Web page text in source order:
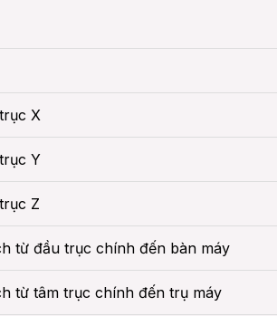
X
Y
Z
từ đầu trục chính đến bàn máy
từ tâm trục chính đến trụ máy